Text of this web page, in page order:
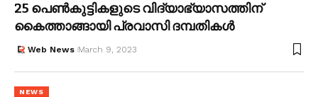
25 പെൺകുട്ടികളുടെ വിദ്യാഭ്യാസത്തിന്
കൈത്താങ്ങായി പ്രവാസി ദമ്പതികൾ
Web News March 9, 2023
NEWS